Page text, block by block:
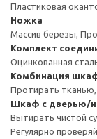
Пластиковая
Ножка
Массив березы,
Комплект
Оцинкованная
Комбинация
Протирать
Шкаф с дверью/
Вытирать чистой
Регулярно